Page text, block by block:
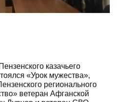
казачьего
«Урок мужества»,
регионального
ветеран Афганской